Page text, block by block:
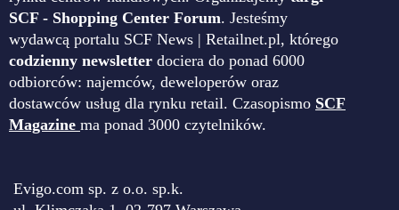
SCF - Shopping Center Forum. Jesteśmy
wydawcą portalu SCF News | Retailnet.pl, którego
codzienny newsletter dociera do ponad 6000
odbiorców: najemców, deweloperów oraz
dostawców usług dla rynku retail. Czasopismo SCF
Magazine ma ponad 3000 czytelników.
Evigo.com sp. z o.o. sp.k.